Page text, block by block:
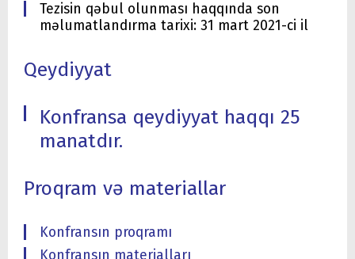
Tezisin qəbul olunması haqqında son
məlumatlandırma tarixi: 31 mart 2021-ci il
Qeydiyyat
Konfransa qeydiyyat haqqı 25
manatdır.
Proqram və materiallar
Konfransın proqramı
Konfransın materialları